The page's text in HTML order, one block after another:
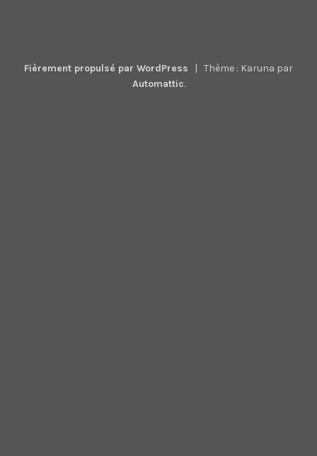
Fièrement propulsé par WordPress | Thème : Karuna par
Automattic.